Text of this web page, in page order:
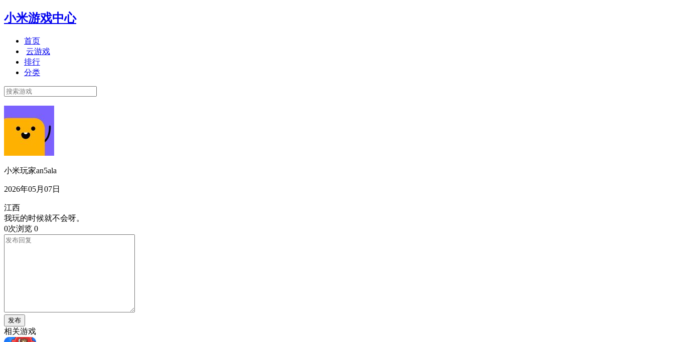
小米游戏中心
首页
云游戏
排行
分类
小米玩家an5ala
2026年05月07日
江西
我玩的时候就不会呀。
0次浏览 0
发布
相关游戏